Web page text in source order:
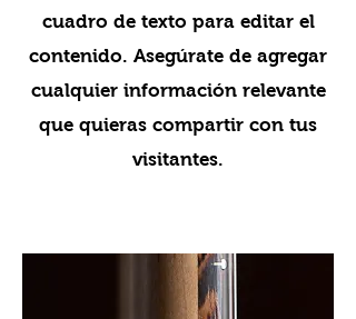
cuadro de texto para editar el
contenido. Asegúrate de agregar
cualquier información relevante
que quieras compartir con tus
visitantes.